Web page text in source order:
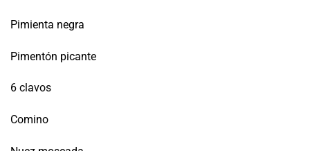
Pimienta negra
Pimentón picante
6 clavos
Comino